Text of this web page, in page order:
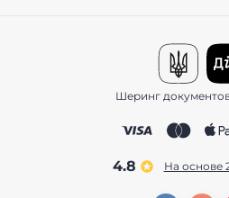
Шеринг
4.8 На основе